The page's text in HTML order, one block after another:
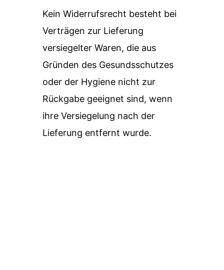
Kein Widerrufsrecht besteht bei
Verträgen zur Lieferung
versiegelter Waren, die aus
Gründen des Gesundsschutzes
oder der Hygiene nicht zur
Rückgabe geeignet sind, wenn
ihre Versiegelung nach der
Lieferung entfernt wurde.